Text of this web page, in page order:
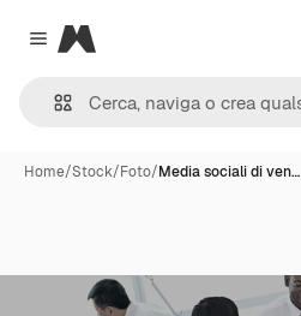
Close menu
Magnific
Home/Stock/Foto/Media sociali di ven…